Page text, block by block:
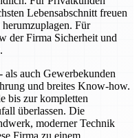
Lebensabschnitt freuen
Für
der Firma Sicherheit und
auch Gewerbekunden
und breites Know-how.
bis zur kompletten
überlassen. Die
moderner Technik
Firma zu einem